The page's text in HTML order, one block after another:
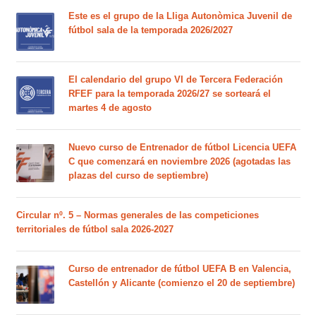
Este es el grupo de la Lliga Autonòmica Juvenil de
fútbol sala de la temporada 2026/2027
El calendario del grupo VI de Tercera Federación
RFEF para la temporada 2026/27 se sorteará el
martes 4 de agosto
Nuevo curso de Entrenador de fútbol Licencia UEFA
C que comenzará en noviembre 2026 (agotadas las
plazas del curso de septiembre)
Circular nº. 5 – Normas generales de las competiciones
territoriales de fútbol sala 2026-2027
Curso de entrenador de fútbol UEFA B en Valencia,
Castellón y Alicante (comienzo el 20 de septiembre)